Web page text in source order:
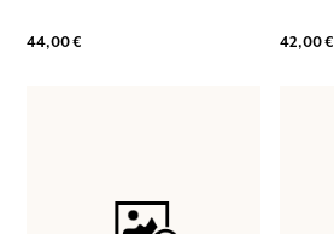
44,00 € 42,00 €